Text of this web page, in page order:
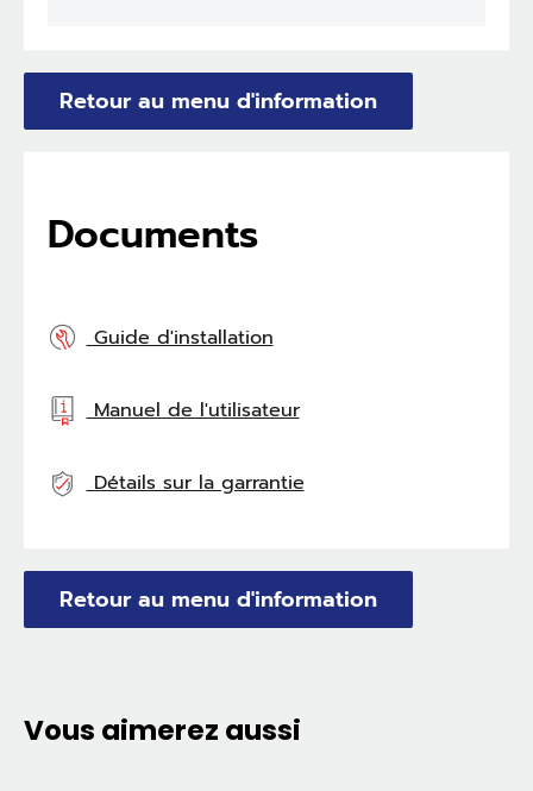
Retour au menu d'information
Documents
Guide d'installation
Manuel de l'utilisateur
Détails sur la garrantie
Retour au menu d'information
Vous aimerez aussi